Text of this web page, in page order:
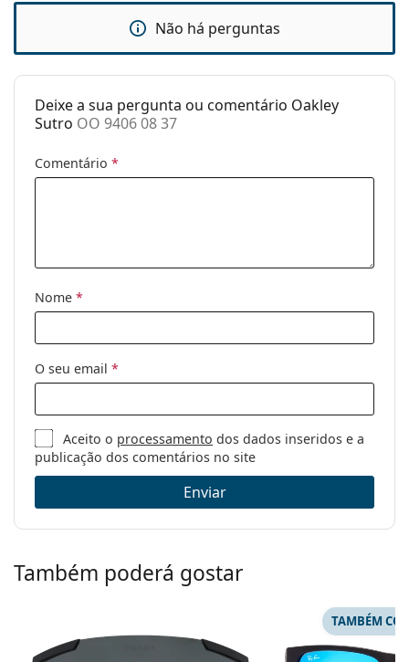
Estojo:
Sim
limpeza:
Sim
Outros
Género:
Desporto:
Ciclismo, Correr, Caminhada,
Não há perguntas
Deixe a sua pergunta ou comentário Oakley
Sutro OO 9406 08 37
Comentário *
Nome *
O seu email *
Aceito o processamento dos dados inseridos e a
publicação dos comentários no site
Enviar
Também poderá gostar
TAMBÉM